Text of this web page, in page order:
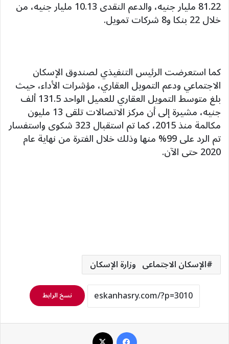
81.22 مليار جنيه، والدعم النقدى 10.13 مليار جنيه، من
خلال 22 بنكا و8 شركات تمويل.
كما استعرضت الرئيس التنفيذي لصندوق الإسكان
الاجتماعي ودعم التمويل العقاري، مؤشرات الأداء، حيث
بلغ متوسط التمويل العقاري للعميل الواحد 131.5 ألف
جنيه، مشيرة إلى أن مركز الاتصالات تلقى 13 مليون
مكالمة منذ 2015، كما تم استقبال 323 شكوى واستفسار
تم الرد على 99% منها وذلك خلال الفترة من نهاية عام
2020 حتى الآن.
الإسكان الاجتماعى وزارة الإسكان
نسخ الرابط